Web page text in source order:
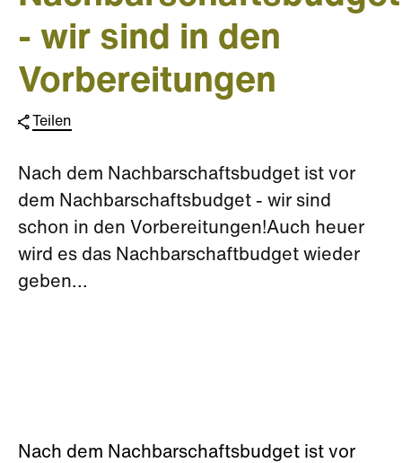
- wir sind in den
Vorbereitungen
Teilen
Nach dem Nachbarschaftsbudget ist vor
dem Nachbarschaftsbudget - wir sind
schon in den Vorbereitungen!Auch heuer
wird es das Nachbarschaftbudget wieder
geben...
Nach dem Nachbarschaftsbudget ist vor